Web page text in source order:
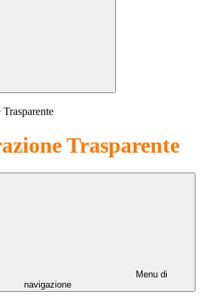
Trasparente
Menu di
navigazione